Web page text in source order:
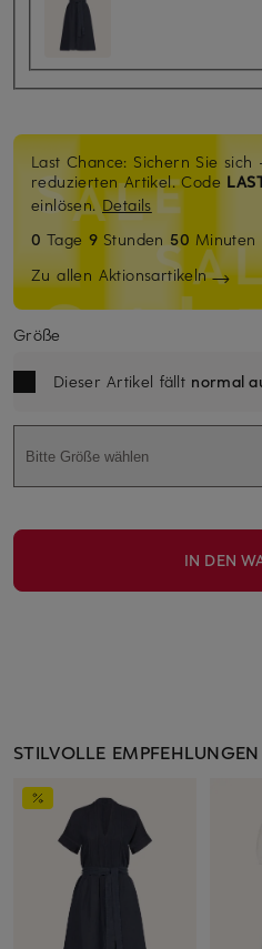
Last Chance: Sichern Sie
reduzierten Artikel. Code
einlösen.Details
0 Tage9 Stunden 50 Minuten
Zu allen Aktionsartikeln
Größe
Dieser Artikel fällt normal
Bitte Größe wählen
IN DEN
STILVOLLE